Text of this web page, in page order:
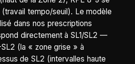
tempo/seuil). Le modèle
dans nos prescriptions
directement à SL1/SL2 —
SL2 (la « zone grise » à
de SL2 (intervalles haute